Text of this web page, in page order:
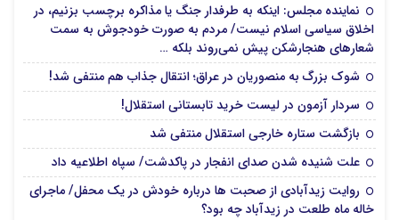
نماینده مجلس: اینکه به طرفدار جنگ یا مذاکره برچسب بزنیم، در
اخلاق سیاسی اسلام نیست/ مردم به صورت خودجوش به سمت
شعارهای هنجارشکن پیش نمی‌روند بلکه …
شوک بزرگ به منصوریان در عراق؛ انتقال جذاب هم منتفی شد!
سردار آزمون در لیست خرید تابستانی استقلال!
بازگشت ستاره خارجی استقلال منتفی شد
علت شنیده شدن صدای انفجار در پاکدشت/ سپاه اطلاعیه داد
روایت زیدآبادی از صحبت ها درباره خودش در یک محفل/ ماجرای
خاله ماه طلعت در زیدآباد چه بود؟